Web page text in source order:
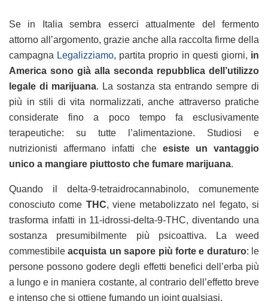
Se in Italia sembra esserci attualmente del fermento
attorno all’argomento, grazie anche alla raccolta firme della
campagna Legalizziamo, partita proprio in questi giorni, in
America sono già alla seconda repubblica dell’utilizzo
legale di marijuana. La sostanza sta entrando sempre di
più in stili di vita normalizzati, anche attraverso pratiche
considerate fino a poco tempo fa esclusivamente
terapeutiche: su tutte l’alimentazione. Studiosi e
nutrizionisti affermano infatti cheesiste un vantaggio
unico a mangiare piuttosto che fumare marijuana.
Quando il delta-9-tetraidrocannabinolo, comunemente
conosciuto come THC, viene metabolizzato nel fegato, si
trasforma infatti in 11-idrossi-delta-9-THC, diventando una
sostanza presumibilmente più psicoattiva. La weed
commestibileacquista un sapore più forte e duraturo: le
persone possono godere degli effetti benefici dell’erba più
a lungo e in maniera costante, al contrario dell’effetto breve
e intenso che si ottiene fumando un joint qualsiasi.